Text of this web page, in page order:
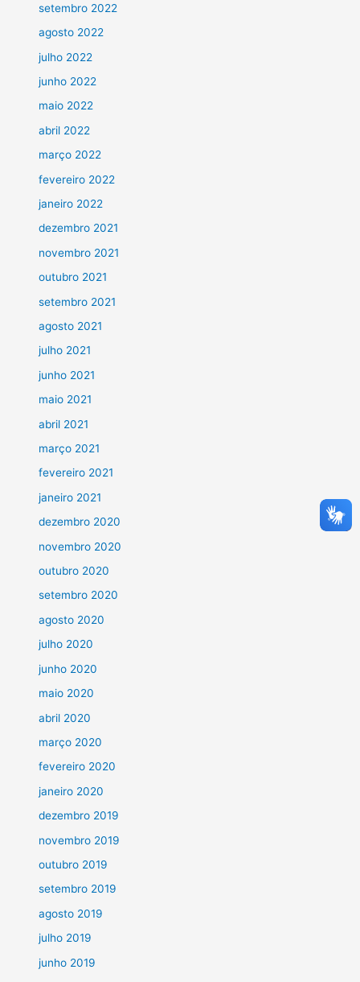
setembro 2022
agosto 2022
julho 2022
junho 2022
maio 2022
abril 2022
março 2022
fevereiro 2022
janeiro 2022
dezembro 2021
novembro 2021
outubro 2021
setembro 2021
agosto 2021
julho 2021
junho 2021
maio 2021
abril 2021
março 2021
fevereiro 2021
janeiro 2021
dezembro 2020
novembro 2020
outubro 2020
setembro 2020
agosto 2020
julho 2020
junho 2020
maio 2020
abril 2020
março 2020
fevereiro 2020
janeiro 2020
dezembro 2019
novembro 2019
outubro 2019
setembro 2019
agosto 2019
julho 2019
junho 2019